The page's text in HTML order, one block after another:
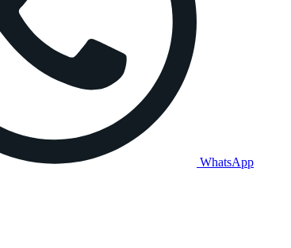
WhatsApp